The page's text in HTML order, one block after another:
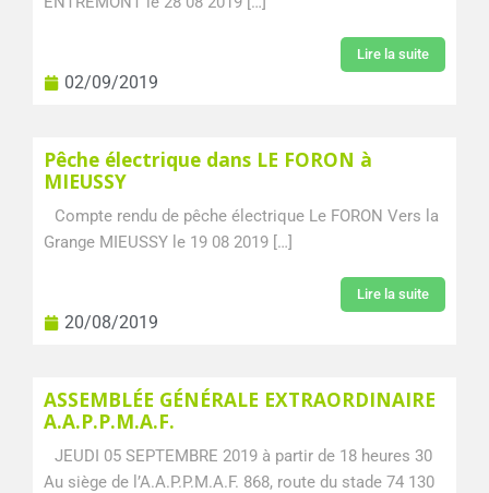
Lire la suite
02/09/2019
Pêche électrique dans LE FORON à
MIEUSSY
Compte rendu de pêche électrique Le FORON Vers la
Grange MIEUSSY le 19 08 2019 […]
Lire la suite
20/08/2019
ASSEMBLÉE GÉNÉRALE EXTRAORDINAIRE
A.A.P.P.M.A.F.
JEUDI 05 SEPTEMBRE 2019 à partir de 18 heures 30
Au siège de l’A.A.P.P.M.A.F. 868, route du stade 74 130